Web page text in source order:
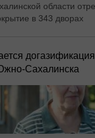
области
в 343 дворах
догазификация
Сахалинска